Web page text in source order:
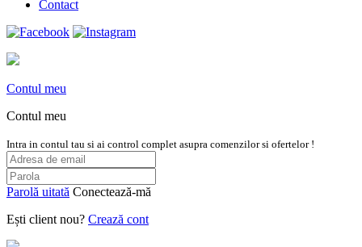
Contact
Contul meu
Contul meu
Intra in contul tau si ai control complet asupra comenzilor si ofertelor !
Parolă uitată Conectează-mă
Ești client nou? Crează cont